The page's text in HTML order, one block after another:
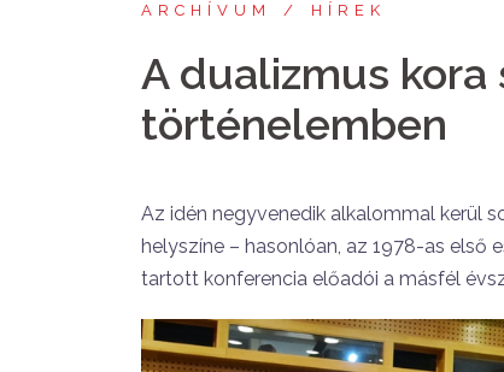
ARCHÍVUM HÍREK
A dualizmus
történelemben
Az idén negyvenedik alkalommal kerül
helyszíne – hasonlóan, az 1978-as első
tartott konferencia előadói a másfél